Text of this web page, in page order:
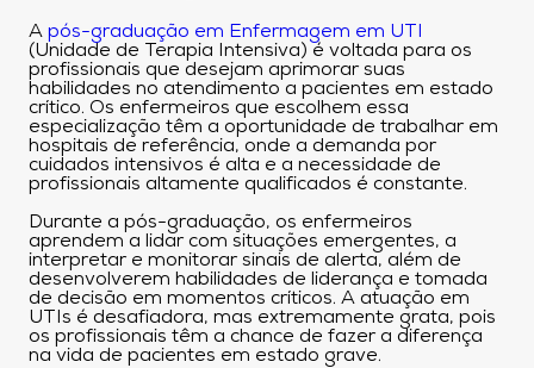
A pós-graduação em Enfermagem em UTI
(Unidade de Terapia Intensiva) é voltada para os
profissionais que desejam aprimorar suas
habilidades no atendimento a pacientes em estado
crítico. Os enfermeiros que escolhem essa
especialização têm a oportunidade de trabalhar em
hospitais de referência, onde a demanda por
cuidados intensivos é alta e a necessidade de
profissionais altamente qualificados é constante.
Durante a pós-graduação, os enfermeiros
aprendem a lidar com situações emergentes, a
interpretar e monitorar sinais de alerta, além de
desenvolverem habilidades de liderança e tomada
de decisão em momentos críticos. A atuação em
UTIs é desafiadora, mas extremamente grata, pois
os profissionais têm a chance de fazer a diferença
na vida de pacientes em estado grave.